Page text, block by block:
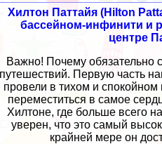
Хилтон Паттайя (Hilton
бассейном-инфинити и
центре
Важно! Почему обязательно
путешествий. Первую часть
провели в тихом и
переместиться в самое
Хилтоне, где больше всего
уверен, что это самый
крайней мере он